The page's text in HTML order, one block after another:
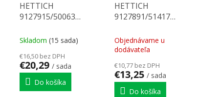
HETTICH
9127915/50063
Skladom (15 sada)
€16,50 bez DPH
€20,29 / sada
Do košíka
HETTICH
9127891/51417
Objednávame u
dodávateľa
€10,77 bez DPH
€13,25 / sada
Do košíka